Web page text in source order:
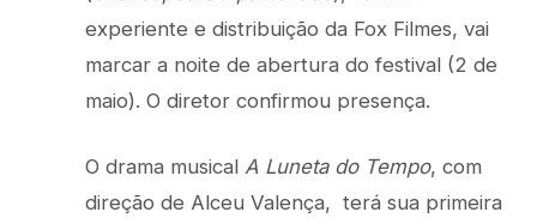
experiente e distribuição da Fox Filmes, vai
marcar a noite de abertura do festival (2 de
maio). O diretor confirmou presença.
O drama musical A Luneta do Tempo, com
direção de Alceu Valença, terá sua primeira